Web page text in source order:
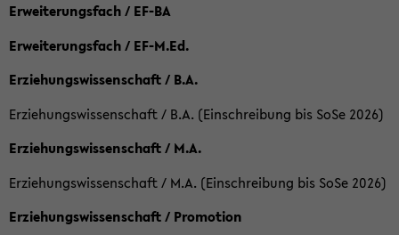
Erweiterungsfach / EF-BA
Erweiterungsfach / EF-M.Ed.
Erziehungswissenschaft / B.A.
Erziehungswissenschaft / B.A. (Einschreibung bis SoSe 2026)
Erziehungswissenschaft / M.A.
Erziehungswissenschaft / M.A. (Einschreibung bis SoSe 2026)
Erziehungswissenschaft / Promotion